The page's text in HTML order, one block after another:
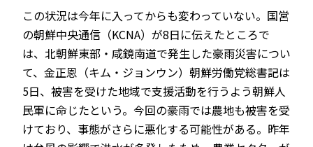
この状況は今年に入ってからも変わっていない。国営
の朝鮮中央通信（KCNA）が8日に伝えたところで
は、北朝鮮東部・咸鏡南道で発生した豪雨災害につい
て、金正恩（キム・ジョンウン）朝鮮労働党総書記は
5日、被害を受けた地域で支援活動を行うよう朝鮮人
民軍に命じたという。今回の豪雨では農地も被害を受
けており、事態がさらに悪化する可能性がある。昨年